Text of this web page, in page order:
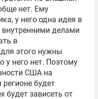
нет. Ему
у него одна идея в
внутренними делами
в
этого нужны
у него нет. Поэтому
США на
будет
будет зависеть от